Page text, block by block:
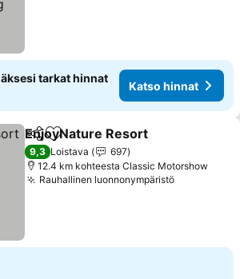
tarkat hinnat
Katso hinnat
Jaa Lisää suosikkeihin
EnjoyNature Resort
9,3 Loistava
697
12.4 km kohteesta Classic Motorshow
Rauhallinen luonnonympäristöKatso